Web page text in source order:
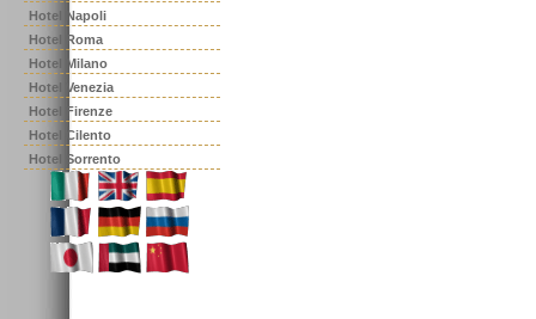
Hotel Napoli
Hotel Roma
Hotel Milano
Hotel Venezia
Hotel Firenze
Hotel Cilento
Hotel Sorrento